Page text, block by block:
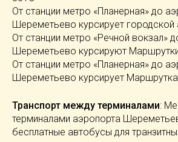
От станции метро «Планерная» до
Шереметьево курсирует
От станции метро «Речной вокзал»
Шереметьево курсируют
От станции метро «Планерная» до
Шереметьево курсирует
Транспорт между терминалами:
терминалами аэропорта
бесплатные автобусы для